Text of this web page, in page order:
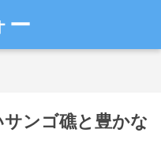
ー
サンゴ礁と豊かな